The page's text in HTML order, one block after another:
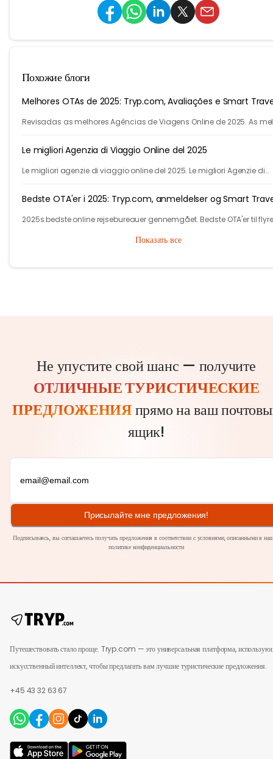
Похожие блоги
Melhores OTAs de 2025: Tryp.com, Avaliações e Smart
Revisadas as melhores Agências de Viagens Online de 2025. As
Le migliori Agenzia di Viaggio Online del 2025
Le migliori agenzie di viaggio online del 2025. Le migliori Agenzie di
Bedste OTA'er i 2025: Tryp.com, anmeldelser og Smart
2025s bedste online rejsebureauer gennemgået. Bedste OTA'er til
Показать все
Не упустите свой шанс — получите
ОТЛИЧНЫЕ ТУРИСТИЧЕСКИЕ
ПРЕДЛОЖЕНИЯпрямо на ваш
ящик!
Присылайте мне предложения!
Подписываясь, вы соглашаетесь получать предложения в соответствии с условиями, описанными в
политике конфиденциальности
Путешествовать стало проще. Tryp.com — это универсальная платформа,
искусственный интеллект, чтобы предлагать вам лучшие туристические предложения.
+45 43 32 63 67